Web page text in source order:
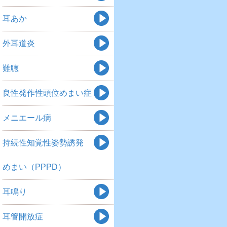
耳あか
外耳道炎
難聴
良性発作性頭位めまい症
メニエール病
持続性知覚性姿勢誘発
めまい（PPPD）
耳鳴り
耳管開放症